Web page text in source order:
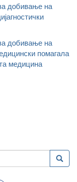
добивање на
добивање на
помагала
медицина